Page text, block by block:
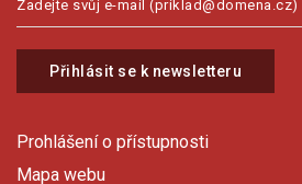
Přihlásit se k newsletteru
Prohlášení o přístupnosti
Mapa webu